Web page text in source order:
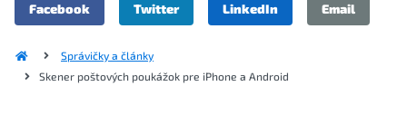
Facebook Twitter LinkedIn Email
Správičky a články
Skener poštových poukážok pre iPhone a Android